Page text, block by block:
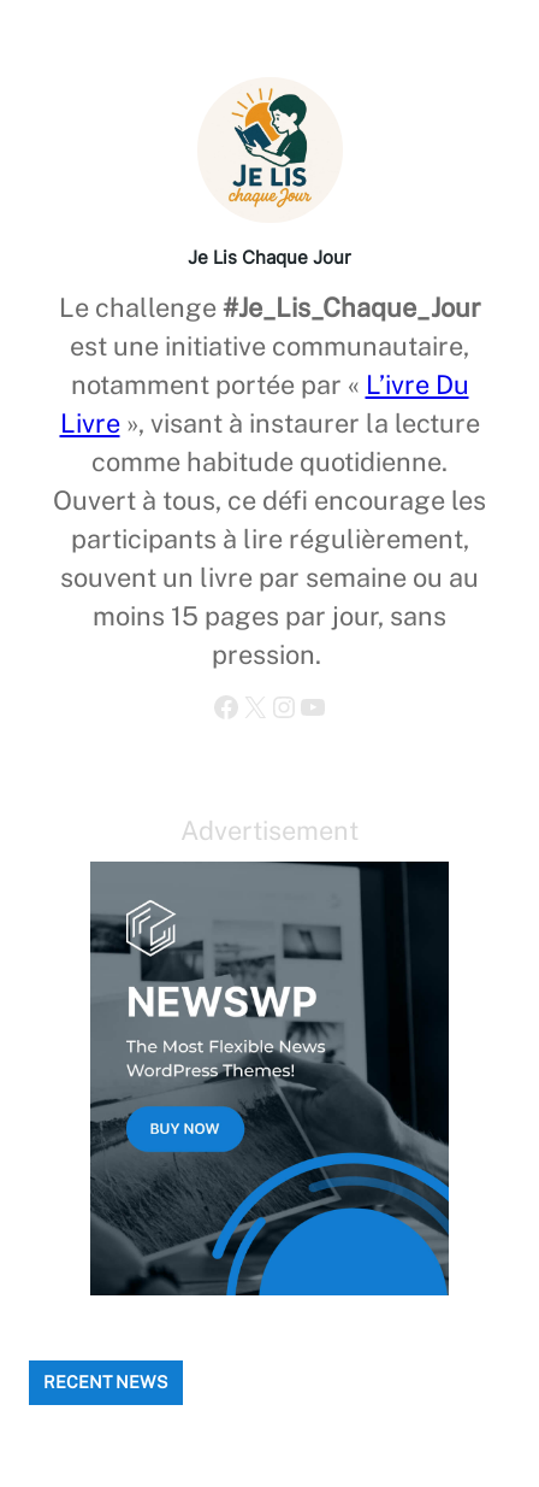
Je Lis Chaque Jour
Le challenge#Je_Lis_Chaque_Jour
est une initiative communautaire,
notamment portée par « L’ivre Du
Livre», visant à instaurer la lecture
comme habitude quotidienne.
Ouvert à tous, ce défi encourage les
participants à lire régulièrement,
souvent un livre par semaine ou au
moins 15 pages par jour, sans
pression.
Facebook X Instagram YouTube
Advertisement
RECENT NEWS